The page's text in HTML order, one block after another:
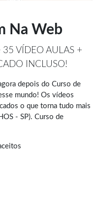
Na Web
VÍDEO AULAS +
INCLUSO!
depois do Curso de
mundo! Os vídeos
o que torna tudo mais
- SP). Curso de